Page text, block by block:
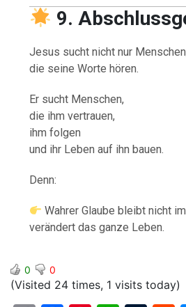
9.
Jesus sucht nicht nur
die seine Worte hören.
Er sucht Menschen,
die ihm vertrauen,
ihm folgen
und ihr Leben auf ihn bauen.
Denn:
Wahrer Glaube bleibt nicht
verändert das ganze Leben.
0 0
(Visited 24 times, 1 visits today)